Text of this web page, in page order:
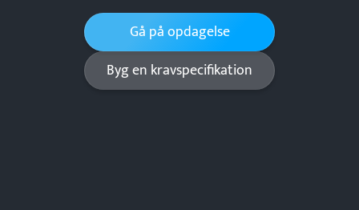
Gå på opdagelse
Byg en kravspecifikation